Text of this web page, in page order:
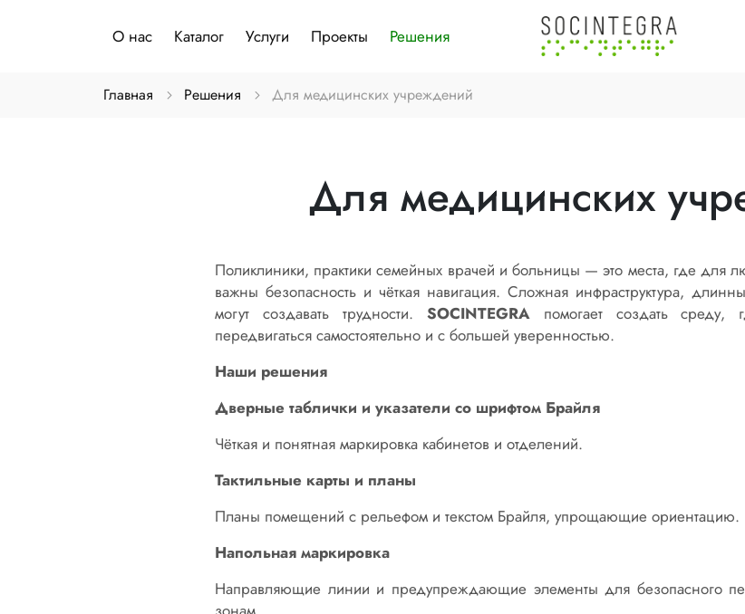
О нас Каталог Услуги Проекты Решения
Главная Решения Для медицинских учреждений
Для медицинских
Поликлиники, практики семейных врачей и больницы — это места, где
важны безопасность и чёткая навигация. Сложная инфраструктура,
могут создавать трудности. SOCINTEGRAпомогает создать среду,
передвигаться самостоятельно и с большей уверенностью.
Наши решения
Дверные таблички и указатели со шрифтом Брайля
Чёткая и понятная маркировка кабинетов и отделений.
Тактильные карты и планы
Планы помещений с рельефом и текстом Брайля, упрощающие ориентацию.
Напольная маркировка
Направляющие линии и предупреждающие элементы для безопасного